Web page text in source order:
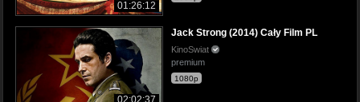
01:26:12
02:02:37
Jack Strong (2014) Cały Film PL
KinoSwiat
premium
1080p